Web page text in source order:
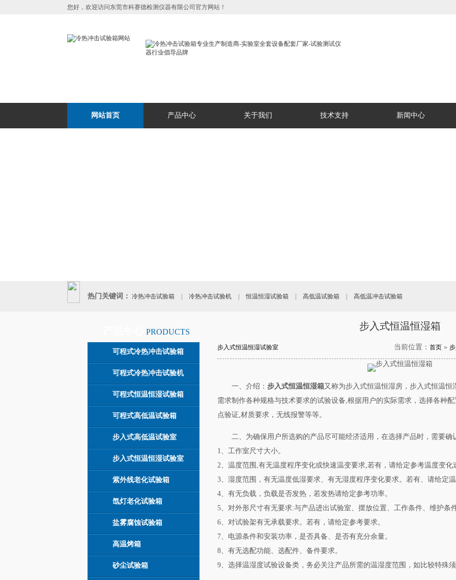
您好，欢迎访问东莞市科赛德检测仪器有限公司官方网站！
网站首页 产品中心 关于我们 技术支持 新闻中心
热门关键词： 冷热冲击试验箱 冷热冲击试验机 恒温恒湿试验箱 高低温试验箱 高低温冲击试验箱
PRODUCTS
可程式冷热冲击试验箱
可程式冷热冲击试验机
可程式恒温恒湿试验箱
可程式高低温试验箱
步入式高低温试验室
步入式恒温恒湿试验室
紫外线老化试验箱
氙灯老化试验箱
盐雾腐蚀试验箱
高温烤箱
砂尘试验箱
步入式恒温恒湿箱
当前位置： 首页 »
步入式恒温恒湿试验室
一、介绍： 步入式恒温恒湿箱又称为步入式恒温恒湿房，步入式恒温
需求制作各种规格与技术要求的试验设备,根据用户的实际需求，选择各种
点验证,材质要求，无线报警等等。
二、为确保用户所选购的产品尽可能经济适用，在选择产品时，需要确
1、工作室尺寸大小。
2、温度范围,有无温度程序变化或快速温变要求,若有，请给定参考温度变化
3、湿度范围，有无温度低湿要求、有无湿度程序变化要求。若有、请给定
4、有无负载，负载是否发热，若发热请给定参考功率。
5、对外形尺寸有无要求:与产品进出试验室、摆放位置、工作条件、维护条
6、对试验架有无承载要求。若有，请给定参考要求。
7、电源条件和安装功率，是否具备、是否有充分余量。
8、有无选配功能、选配件、备件要求。
9、选择温湿度试验设备类，务必关注产品所需的温湿度范围，如比较特殊